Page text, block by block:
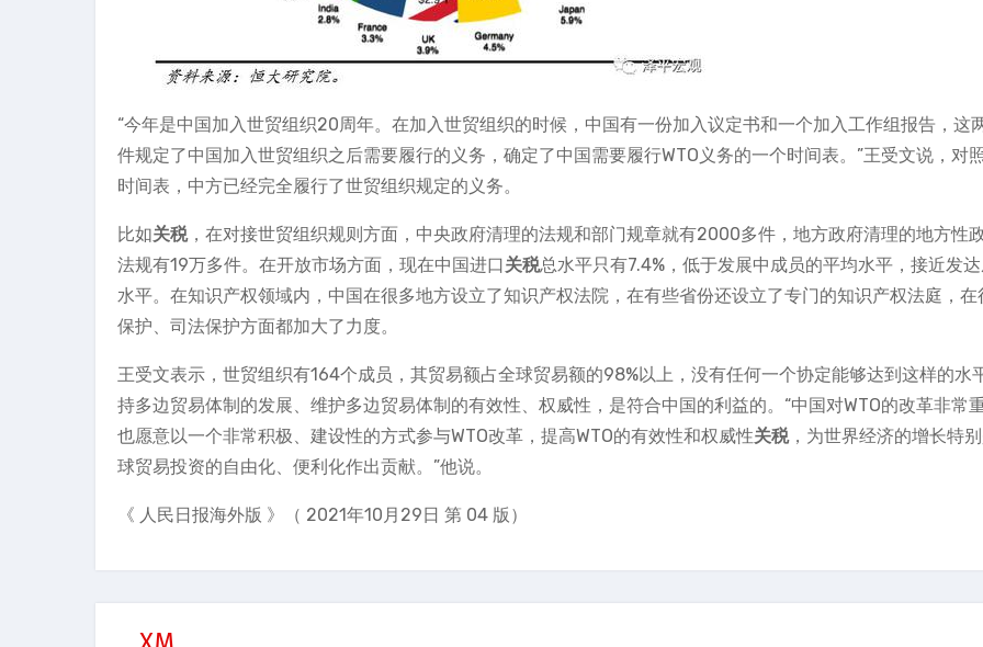
“今年是中国加入世贸组织20周年。在加入世贸组织的时候，中国有一份加入议定书和一个加入工作组报告，这
件规定了中国加入世贸组织之后需要履行的义务，确定了中国需要履行WTO义务的一个时间表。”王受文说，对
时间表，中方已经完全履行了世贸组织规定的义务。
比如关税，在对接世贸组织规则方面，中央政府清理的法规和部门规章就有2000多件，地方政府清理的地方性
法规有19万多件。在开放市场方面，现在中国进口关税总水平只有7.4%，低于发展中成员的平均水平，接近发
水平。在知识产权领域内，中国在很多地方设立了知识产权法院，在有些省份还设立了专门的知识产权法庭，在
保护、司法保护方面都加大了力度。
王受文表示，世贸组织有164个成员，其贸易额占全球贸易额的98%以上，没有任何一个协定能够达到这样的水
持多边贸易体制的发展、维护多边贸易体制的有效性、权威性，是符合中国的利益的。“中国对WTO的改革非常
也愿意以一个非常积极、建设性的方式参与WTO改革，提高WTO的有效性和权威性关税，为世界经济的增长特
球贸易投资的自由化、便利化作出贡献。”他说。
《 人民日报海外版 》（ 2021年10月29日 第 04 版）